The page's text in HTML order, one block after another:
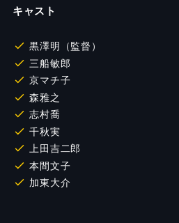
キャスト
黒澤明（監督）
三船敏郎
京マチ子
森雅之
志村喬
千秋実
上田吉二郎
本間文子
加東大介